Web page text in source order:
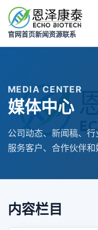
官网首页新闻资源联系
MEDIA CENTER
媒体中心
公司动态、新闻稿、行
服务客户、合作伙伴和
内容栏目